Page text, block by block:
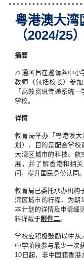
粤港澳大湾
（2024/25）
摘要
本通函旨在邀请各中小
教师（包括校长）参
「高效资讯传递系统
学校。
详情
教育局举办「粤港澳
划），目的是配合学校
大湾区城市的科技、航
展，并了解香港和相
间，提升国民身份认同。
教育局已委托承办机构
湾区城市的行程，为期
本计划的详情及申请细
料详载于附件二。
学校应积极鼓励以往从
中学阶段参与最少一次
10日起，非中国籍香